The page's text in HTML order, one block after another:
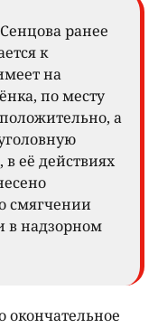
ранее
к
на
по месту
а
в её действиях
смягчении
в надзорном
окончательное